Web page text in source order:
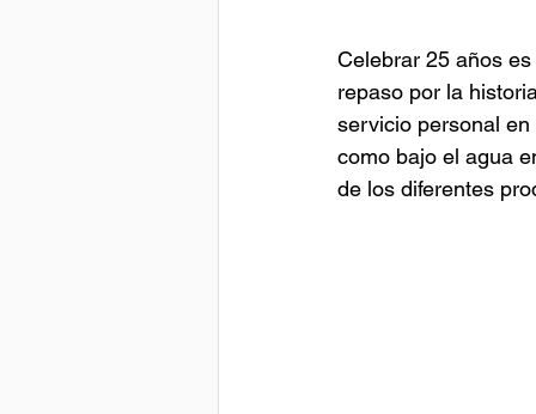
Celebrar 25 años
repaso por la
servicio personal
como bajo el agua
de los diferentes